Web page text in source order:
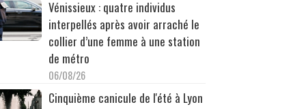
Vénissieux : quatre individus
interpellés après avoir arraché le
collier d’une femme à une station
de métro
06/08/26
Cinquième canicule de l'été à Lyon